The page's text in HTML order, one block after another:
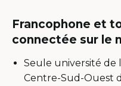
Francophone et
connectée sur le
Seule université de
Centre-Sud-Ouest